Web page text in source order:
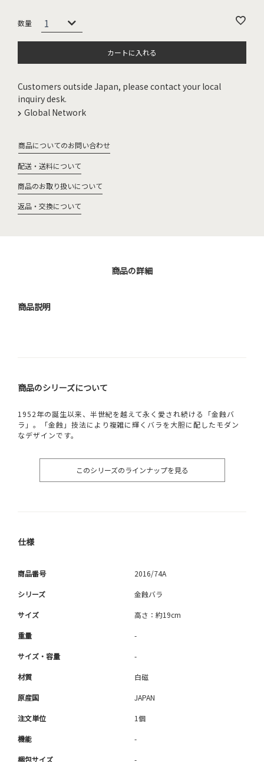
カートに入れる
Customers outside Japan, please contact your local
inquiry desk.
Global Network
商品についてのお問い合わせ
配送・送料について
商品のお取り扱いについて
返品・交換について
商品の詳細
商品説明
商品のシリーズについて
1952年の誕生以来、半世紀を越えて永く愛され続ける「金蝕バ
ラ」。「金蝕」技法により複雑に輝くバラを大胆に配したモダン
なデザインです。
このシリーズのラインナップを見る
仕様
商品番号 2016/74A
シリーズ 金蝕バラ
サイズ 高さ：約19cm
重量 -
サイズ・容量 -
材質 白磁
原産国 JAPAN
注文単位 1個
機能 -
梱包サイズ -